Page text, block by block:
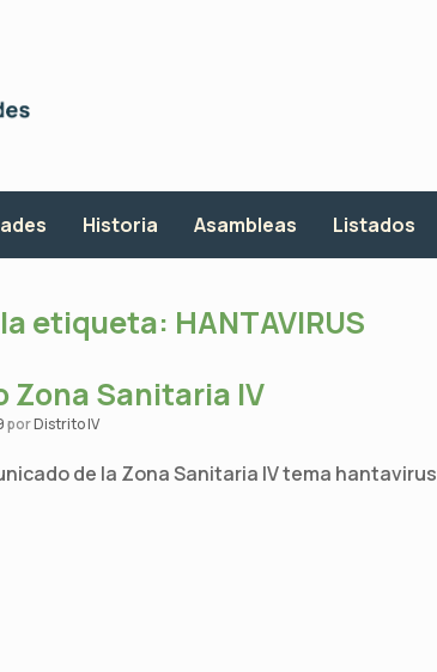
Historia Asambleas Listados
etiqueta: HANTAVIRUS
Zona Sanitaria IV
porDistrito IV
de la Zona Sanitaria IV tema hantavirus